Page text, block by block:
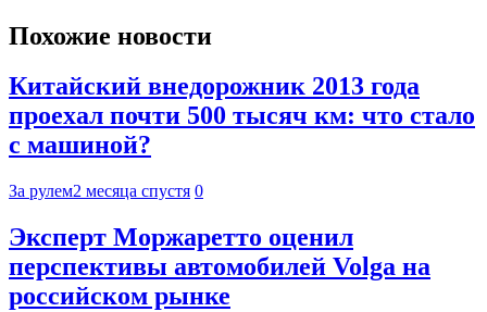
Похожие новости
Китайский внедорожник 2013 года
проехал почти 500 тысяч км: что стало
с машиной?
За рулем2 месяца спустя 0
Эксперт Моржаретто оценил
перспективы автомобилей Volga на
российском рынке